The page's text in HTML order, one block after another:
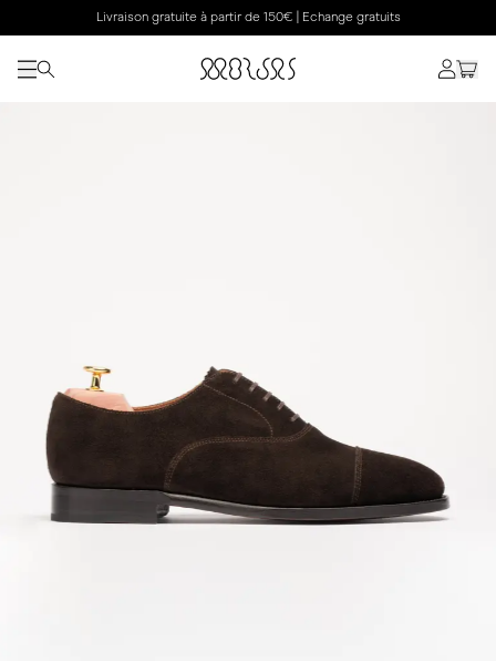
Livraison gratuite à partir de 150€ | Echange gratuits